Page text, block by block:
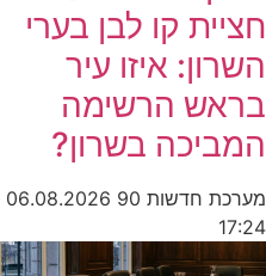
חציית קו לבן בערי
השרון: איזו עיר
בראש הרשימה
המביכה בשרון?
מערכת חדשות 90
06.08.2026
17:24